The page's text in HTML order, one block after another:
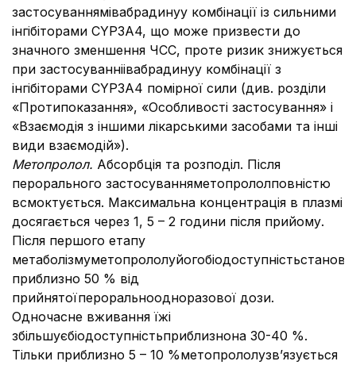
застосуваннямівабрадинуу комбінації із сильними
інгібіторами CYP3A4, що може призвести до
значного зменшення ЧСС, проте ризик знижується
при застосуванніівабрадинуу комбінації з
інгібіторами CYP3A4 помірної сили (див. розділи
«Протипоказання», «Особливості застосування» і
«Взаємодія з іншими лікарськими засобами та інші
види взаємодій»).
Метопролол. Абсорбція та розподіл. Після
перорального застосуванняметопрололповністю
всмоктується. Максимальна концентрація в плазмі
досягається через 1, 5 – 2 години після прийому.
Після першого етапу
приблизно 50 % від
прийнятоїпероральноодноразової дози.
Одночасне вживання їжі
збільшуєбіодоступністьприблизнона 30-40 %.
Тільки приблизно 5 – 10 %метопрололузв’язується